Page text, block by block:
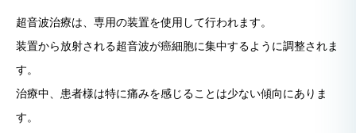
超音波治療は、専用の装置を使用して行われます。
装置から放射される超音波が癌細胞に集中するように調整されま
す。
治療中、患者様は特に痛みを感じることは少ない傾向にありま
す。